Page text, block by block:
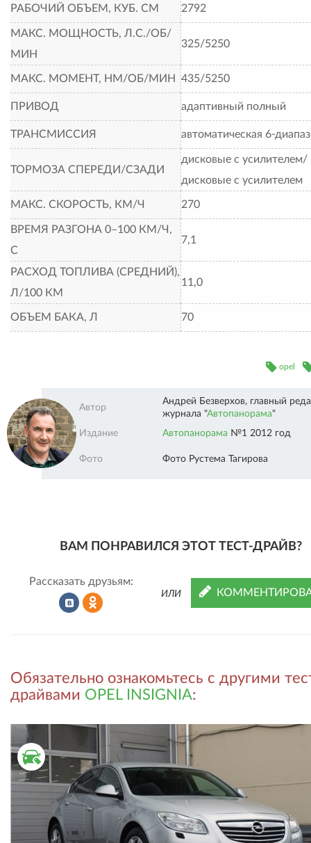
РАБОЧИЙ ОБЪЕМ, КУБ. СМ 2792
МАКС. МОЩНОСТЬ, Л.С./ОБ/
МИН
325/5250
МАКС. МОМЕНТ, НМ/ОБ/МИН 435/5250
ПРИВОД адаптивный полный
ТРАНСМИССИЯ автоматическая 6-
ТОРМОЗА СПЕРЕДИ/СЗАДИ
дисковые с усилителем/
дисковые с усилителем
МАКС. СКОРОСТЬ, КМ/Ч 270
ВРЕМЯ РАЗГОНА 0–100 КМ/Ч,
С
7,1
РАСХОД ТОПЛИВА (СРЕДНИЙ),
Л/100 КМ
11,0
ОБЪЕМ БАКА, Л 70
opel
Автопанорама"" />
Автор
Андрей Безверхов, главный
журнала "Автопанорама"
Издание
Автопанорама №1 2012 год
Фото Фото Рустема Тагирова
ВАМ ПОНРАВИЛСЯ ЭТОТ ТЕСТ-ДРАЙВ?
Рассказать друзьям:
во
ВКонтакте
в
Одноклассниках
ИЛИ
Обязательно ознакомьтесь с другими
драйвами OPEL INSIGNIA:
ВТОРИЧНЫЙ РЫНОК